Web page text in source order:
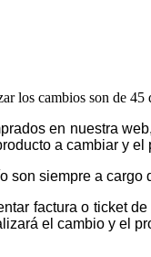
los cambios son de
en nuestra
a cambiar y el
son siempre a cargo
factura o ticket
el cambio y el